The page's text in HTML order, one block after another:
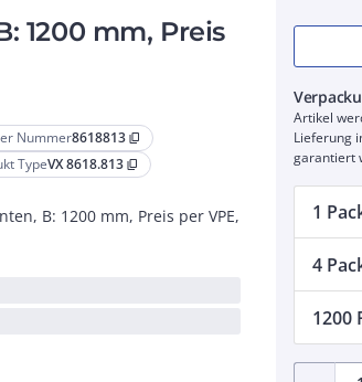
1200 mm, Preis
Nummer8618813 content_copy
TypeVX 8618.813 content_copy
B: 1200 mm, Preis per VPE,
Artikel
Lieferung
garantiert
1
4
1200